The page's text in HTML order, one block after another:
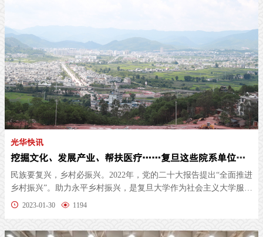
光华快讯
挖掘文化、发展产业、帮扶医疗……复旦这些院系单位拿出“绝招”助力永平乡村振兴
民族要复兴，乡村必振兴。2022年，党的二十大报告提出“全面推进
乡村振兴”。助力永平乡村振兴，是复旦大学作为社会主义大学服务
国家...2023-01-30 1194